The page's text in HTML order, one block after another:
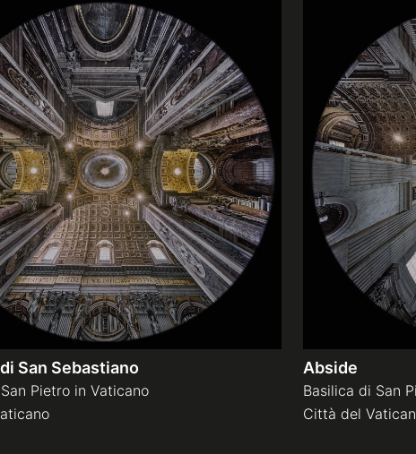
San Sebastiano
Pietro in Vaticano
Abside
Basilica di San
Città del